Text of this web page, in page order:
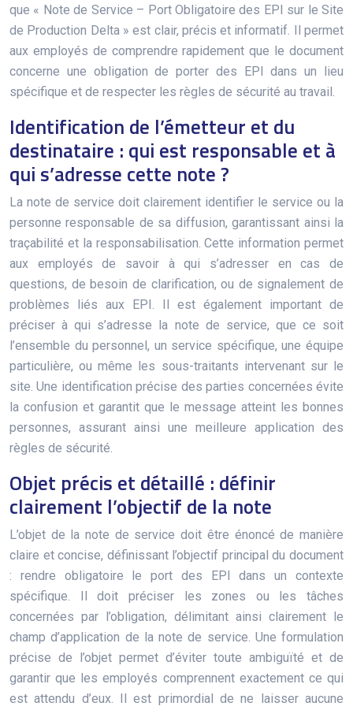
que « Note de Service – Port Obligatoire des EPI sur le Site
de Production Delta » est clair, précis et informatif. Il permet
aux employés de comprendre rapidement que le document
concerne une obligation de porter des EPI dans un lieu
spécifique et de respecter les règles de sécurité au travail.
Identification de l’émetteur et du
destinataire : qui est responsable et à
qui s’adresse cette note ?
La note de service doit clairement identifier le service ou la
personne responsable de sa diffusion, garantissant ainsi la
traçabilité et la responsabilisation. Cette information permet
aux employés de savoir à qui s’adresser en cas de
questions, de besoin de clarification, ou de signalement de
problèmes liés aux EPI. Il est également important de
préciser à qui s’adresse la note de service, que ce soit
l’ensemble du personnel, un service spécifique, une équipe
particulière, ou même les sous-traitants intervenant sur le
site. Une identification précise des parties concernées évite
la confusion et garantit que le message atteint les bonnes
personnes, assurant ainsi une meilleure application des
règles de sécurité.
Objet précis et détaillé : définir
clairement l’objectif de la note
L’objet de la note de service doit être énoncé de manière
claire et concise, définissant l’objectif principal du document
: rendre obligatoire le port des EPI dans un contexte
spécifique. Il doit préciser les zones ou les tâches
concernées par l’obligation, délimitant ainsi clairement le
champ d’application de la note de service. Une formulation
précise de l’objet permet d’éviter toute ambiguïté et de
garantir que les employés comprennent exactement ce qui
est attendu d’eux. Il est primordial de ne laisser aucune